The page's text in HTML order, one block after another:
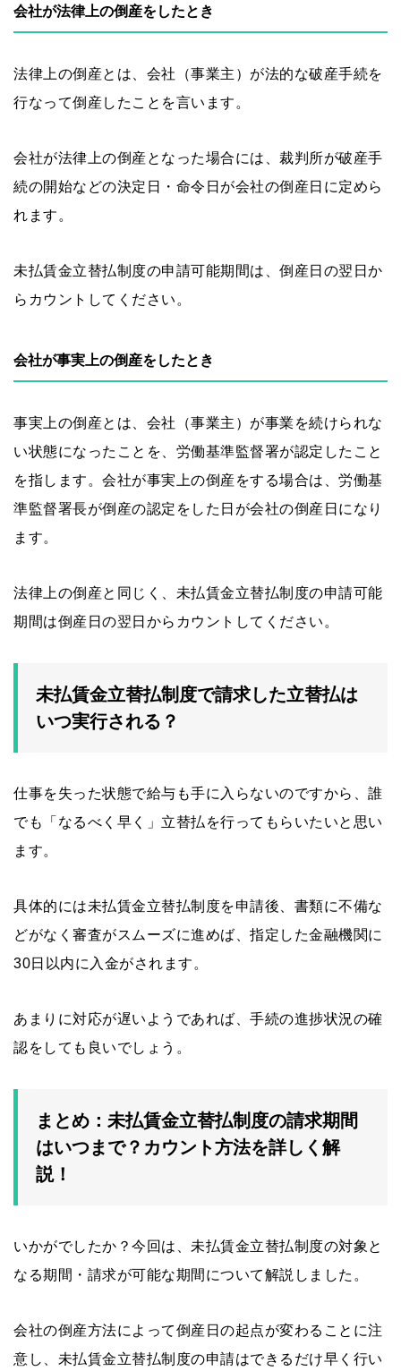
会社が法律上の倒産をしたとき
法律上の倒産とは、会社（事業主）が法的な破産手続を
行なって倒産したことを言います。
会社が法律上の倒産となった場合には、裁判所が破産手
続の開始などの決定日・命令日が会社の倒産日に定めら
れます。
未払賃金立替払制度の申請可能期間は、倒産日の翌日か
らカウントしてください。
会社が事実上の倒産をしたとき
事実上の倒産とは、会社（事業主）が事業を続けられな
い状態になったことを、労働基準監督署が認定したこと
を指します。会社が事実上の倒産をする場合は、労働基
準監督署長が倒産の認定をした日が会社の倒産日になり
ます。
法律上の倒産と同じく、未払賃金立替払制度の申請可能
期間は倒産日の翌日からカウントしてください。
未払賃金立替払制度で請求した立替払は
いつ実行される？
仕事を失った状態で給与も手に入らないのですから、誰
でも「なるべく早く」立替払を行ってもらいたいと思い
ます。
具体的には未払賃金立替払制度を申請後、書類に不備な
どがなく審査がスムーズに進めば、指定した金融機関に
30日以内に入金がされます。
あまりに対応が遅いようであれば、手続の進捗状況の確
認をしても良いでしょう。
まとめ：未払賃金立替払制度の請求期間
はいつまで？カウント方法を詳しく解
説！
いかがでしたか？今回は、未払賃金立替払制度の対象と
なる期間・請求が可能な期間について解説しました。
会社の倒産方法によって倒産日の起点が変わることに注
意し、未払賃金立替払制度の申請はできるだけ早く行い